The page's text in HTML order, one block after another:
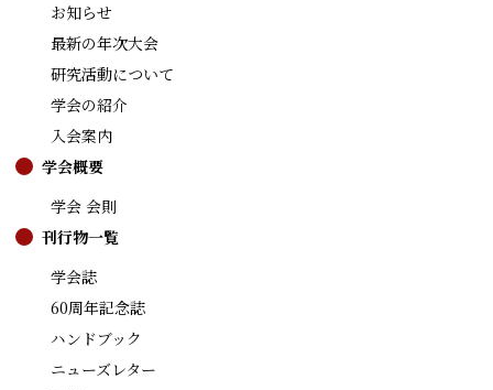
お知らせ
最新の年次大会
研究活動について
学会の紹介
入会案内
学会概要
学会 会則
刊行物一覧
学会誌
60周年記念誌
ハンドブック
ニューズレター